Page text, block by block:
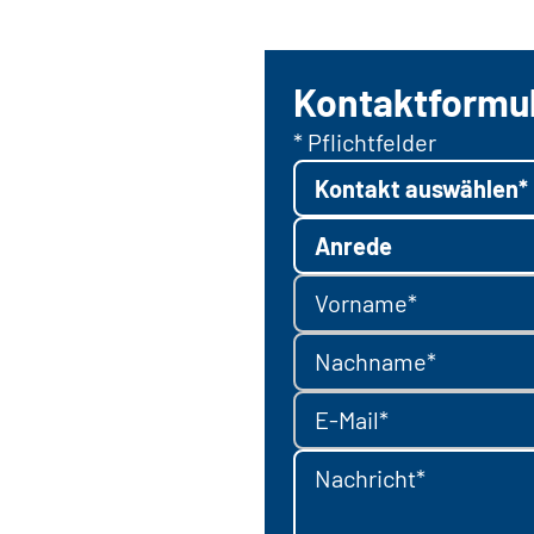
* Pflichtfelder
Kontakt auswählen*
Anrede
Vorname*
Nachname*
E-Mail*
Nachricht*